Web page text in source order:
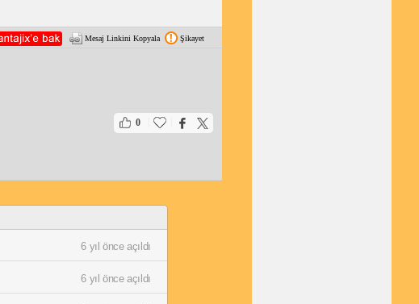
Mesaj Linkini Kopyala Şikayet
0
6 yıl önce açıldı
6 yıl önce açıldı